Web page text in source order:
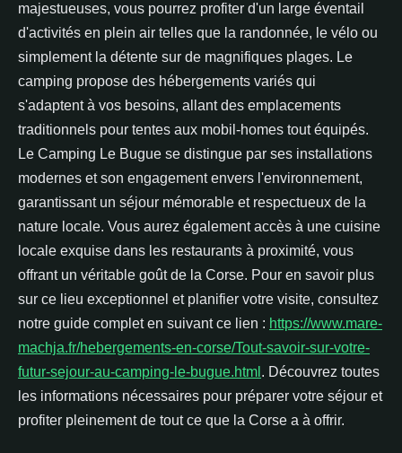
majestueuses, vous pourrez profiter d'un large éventail
d'activités en plein air telles que la randonnée, le vélo ou
simplement la détente sur de magnifiques plages. Le
camping propose des hébergements variés qui
s'adaptent à vos besoins, allant des emplacements
traditionnels pour tentes aux mobil-homes tout équipés.
Le Camping Le Bugue se distingue par ses installations
modernes et son engagement envers l'environnement,
garantissant un séjour mémorable et respectueux de la
nature locale. Vous aurez également accès à une cuisine
locale exquise dans les restaurants à proximité, vous
offrant un véritable goût de la Corse. Pour en savoir plus
sur ce lieu exceptionnel et planifier votre visite, consultez
notre guide complet en suivant ce lien : https://www.mare-
machja.fr/hebergements-en-corse/Tout-savoir-sur-votre-
futur-sejour-au-camping-le-bugue.html . Découvrez toutes
les informations nécessaires pour préparer votre séjour et
profiter pleinement de tout ce que la Corse a à offrir.